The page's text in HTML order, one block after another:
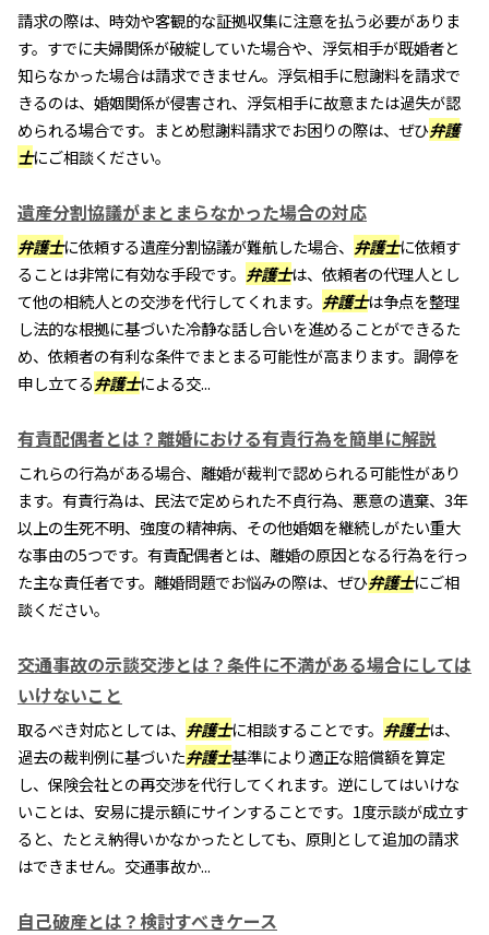
請求の際は、時効や客観的な証拠収集に注意を払う必要がありま
す。すでに夫婦関係が破綻していた場合や、浮気相手が既婚者と
知らなかった場合は請求できません。浮気相手に慰謝料を請求で
きるのは、婚姻関係が侵害され、浮気相手に故意または過失が認
められる場合です。まとめ慰謝料請求でお困りの際は、ぜひ弁護
士にご相談ください。
遺産分割協議がまとまらなかった場合の対応
弁護士に依頼する遺産分割協議が難航した場合、 弁護士に依頼す
ることは非常に有効な手段です。 弁護士は、依頼者の代理人とし
て他の相続人との交渉を代行してくれます。 弁護士は争点を整理
し法的な根拠に基づいた冷静な話し合いを進めることができるた
め、依頼者の有利な条件でまとまる可能性が高まります。調停を
申し立てる弁護士による交...
有責配偶者とは？離婚における有責行為を簡単に解説
これらの行為がある場合、離婚が裁判で認められる可能性があり
ます。有責行為は、民法で定められた不貞行為、悪意の遺棄、3年
以上の生死不明、強度の精神病、その他婚姻を継続しがたい重大
な事由の5つです。有責配偶者とは、離婚の原因となる行為を行っ
た主な責任者です。離婚問題でお悩みの際は、ぜひ弁護士にご相
談ください。
交通事故の示談交渉とは？条件に不満がある場合にしては
いけないこと
取るべき対応としては、 弁護士に相談することです。 弁護士は、
過去の裁判例に基づいた弁護士基準により適正な賠償額を算定
し、保険会社との再交渉を代行してくれます。逆にしてはいけな
いことは、安易に提示額にサインすることです。1度示談が成立す
ると、たとえ納得いかなかったとしても、原則として追加の請求
はできません。交通事故か...
自己破産とは？検討すべきケース